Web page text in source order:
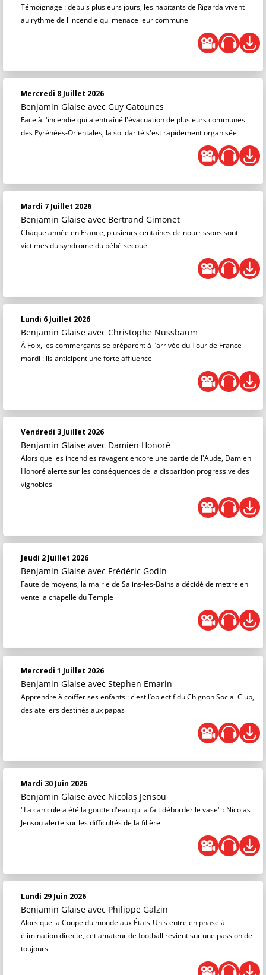
Témoignage : depuis plusieurs jours, les habitants de Rigarda vivent
au rythme de l'incendie qui menace leur commune
Mercredi 8 Juillet 2026
Benjamin Glaise avec Guy Gatounes
Face à l'incendie qui a entraîné l'évacuation de plusieurs communes
des Pyrénées-Orientales, la solidarité s'est rapidement organisée
Mardi 7 Juillet 2026
Benjamin Glaise avec Bertrand Gimonet
Chaque année en France, plusieurs centaines de nourrissons sont
victimes du syndrome du bébé secoué
Lundi 6 Juillet 2026
Benjamin Glaise avec Christophe Nussbaum
À Foix, les commerçants se préparent à l’arrivée du Tour de France
mardi : ils anticipent une forte affluence
Vendredi 3 Juillet 2026
Benjamin Glaise avec Damien Honoré
Alors que les incendies ravagent encore une partie de l'Aude, Damien
Honoré alerte sur les conséquences de la disparition progressive des
vignobles
Jeudi 2 Juillet 2026
Benjamin Glaise avec Frédéric Godin
Faute de moyens, la mairie de Salins-les-Bains a décidé de mettre en
vente la chapelle du Temple
Mercredi 1 Juillet 2026
Benjamin Glaise avec Stephen Emarin
Apprendre à coiffer ses enfants : c'est l’objectif du Chignon Social Club,
des ateliers destinés aux papas
Mardi 30 Juin 2026
Benjamin Glaise avec Nicolas Jensou
"La canicule a été la goutte d'eau qui a fait déborder le vase" : Nicolas
Jensou alerte sur les difficultés de la filière
Lundi 29 Juin 2026
Benjamin Glaise avec Philippe Galzin
Alors que la Coupe du monde aux États-Unis entre en phase à
élimination directe, cet amateur de football revient sur une passion de
toujours